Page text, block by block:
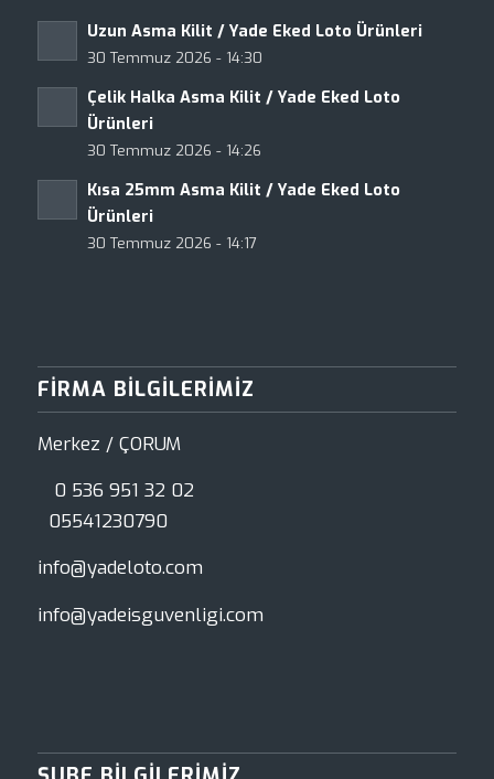
Uzun Asma Kilit / Yade Eked Loto Ürünleri
30 Temmuz 2026 - 14:30
Çelik Halka Asma Kilit / Yade Eked Loto
Ürünleri
30 Temmuz 2026 - 14:26
Kısa 25mm Asma Kilit / Yade Eked Loto
Ürünleri
30 Temmuz 2026 - 14:17
FIRMA BILGILERIMIZ
Merkez / ÇORUM
0 536 951 32 02
05541230790
info@yadeloto.com
info@yadeisguvenligi.com